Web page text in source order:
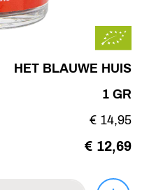
HET BLAUWE HUIS
1 GR
€ 14,95
€ 12,69